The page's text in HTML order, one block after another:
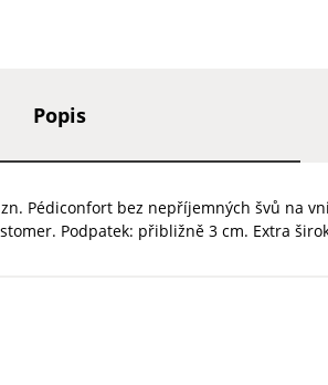
Popis
Pédiconfort bez nepříjemných švů na
Podpatek: přibližně 3 cm. Extra